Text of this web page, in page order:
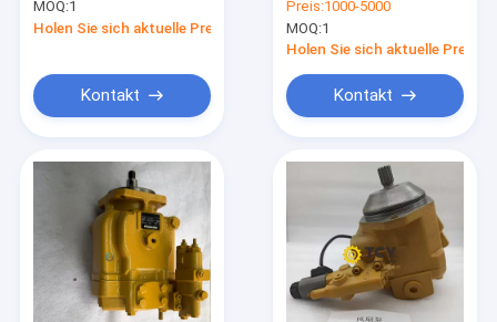
Produkte
Videos
Über uns
KOMATSU
Ausgrabungsmaschine
MOQ:1
Holen Sie sich aktuelle Preis
Kontakt
E345B 345BL
Preis:1000-5000
MOQ:1
Holen Sie sich aktuelle Preis
Kontakt